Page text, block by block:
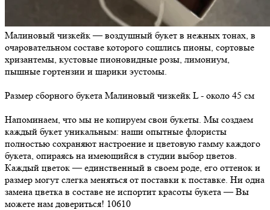
Малиновый чизкейк — воздушный букет в нежных тонах, в
очаровательном составе которого сошлись пионы, сортовые
хризантемы, кустовые пионовидные розы, лимониум,
пышные гортензии и шарики эустомы.
Размер сборного букета Малиновый чизкейк L - около 45 см
Напоминаем, что мы не копируем свои букеты. Мы создаем
каждый букет уникальным: наши опытные флористы
полностью сохраняют настроение и цветовую гамму каждого
букета, опираясь на имеющийся в студии выбор цветов.
Каждый цветок — единственный в своем роде, его оттенок и
размер могут слегка меняться от поставки к поставке. Ни одна
замена цветка в составе не испортит красоты букета — Вы
можете нам довериться! 10610